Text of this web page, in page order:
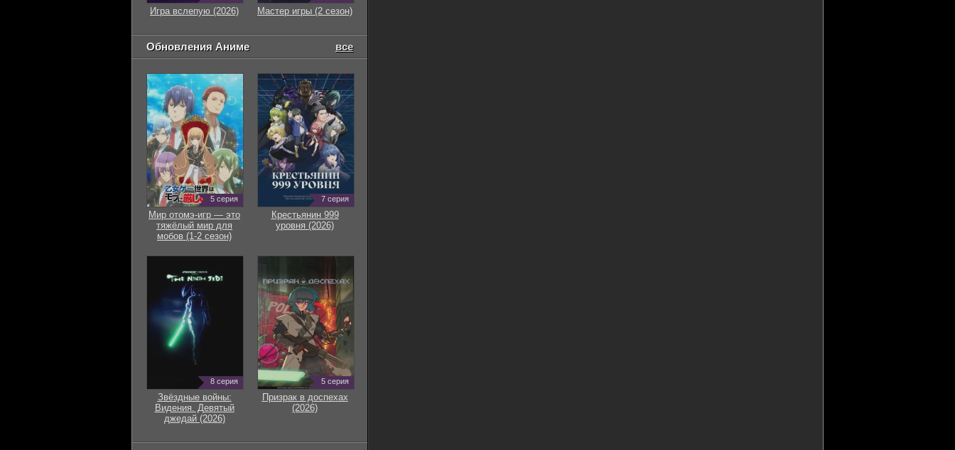
Игра вслепую (2026) Мастер игры (2 сезон)
Обновления Аниме все
5 серия
Мир отомэ-игр — это
тяжёлый мир для
мобов (1-2 сезон)
7 серия
Крестьянин 999
уровня (2026)
8 серия
Звёздные войны:
Видения. Девятый
джедай (2026)
5 серия
Призрак в доспехах
(2026)